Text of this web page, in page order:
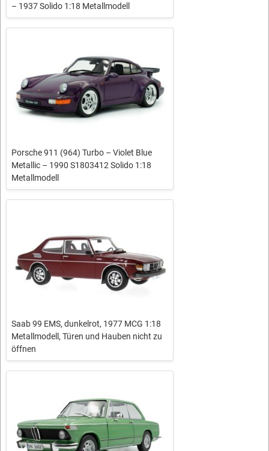
– 1937 Solido 1:18 Metallmodell
Porsche 911 (964) Turbo – Violet Blue
Metallic – 1990 S1803412 Solido 1:18
Metallmodell
Saab 99 EMS, dunkelrot, 1977 MCG 1:18
Metallmodell, Türen und Hauben nicht zu
öffnen